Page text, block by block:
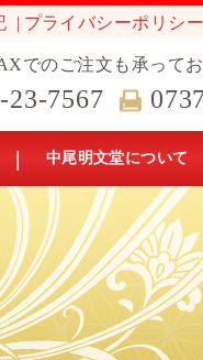
プライバシーポリシー
でのご注文も承って
23-7567
中尾明文堂について